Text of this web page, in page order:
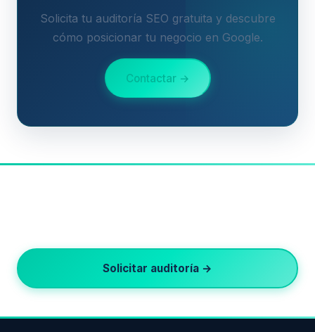
Solicita tu auditoría SEO gratuita y descubre
cómo posicionar tu negocio en Google.
Contactar →
Solicitar auditoría →